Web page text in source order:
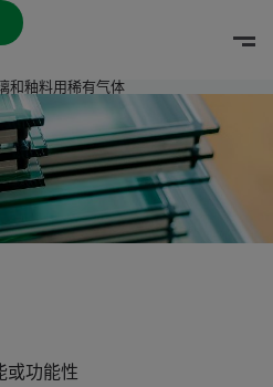
can move between options
和釉料用稀有气体
或功能性